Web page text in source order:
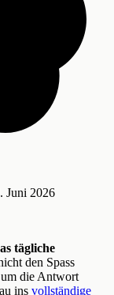
Juni 2026
tägliche
den Spass
die Antwort
ins vollständige